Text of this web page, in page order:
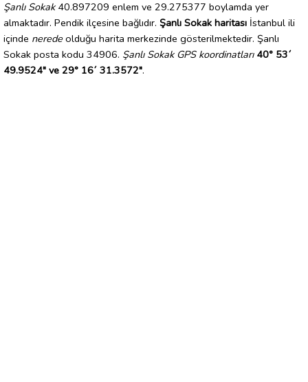
Şanlı Sokak40.897209 enlem ve 29.275377 boylamda yer
almaktadır. Pendik ilçesine bağlıdır. Şanlı Sokak haritası İstanbul ili
içinde nerede olduğu harita merkezinde gösterilmektedir. Şanlı
Sokak posta kodu 34906. Şanlı Sokak GPS koordinatları 40° 53´
49.9524" ve 29° 16´ 31.3572".